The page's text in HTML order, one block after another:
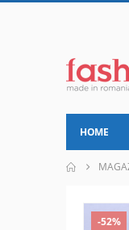
HOME
-52%